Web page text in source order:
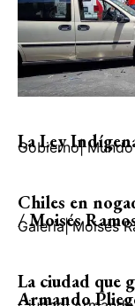
La Ley
Gobierno|
Chiles en
/ Moisés
Galería| Moisés
La ciudad que
Armando